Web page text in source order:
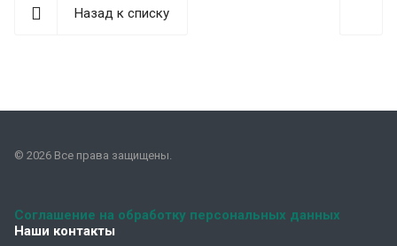
Назад к списку
© 2026 Все права защищены.
Соглашение на обработку персональных данных
Наши контакты